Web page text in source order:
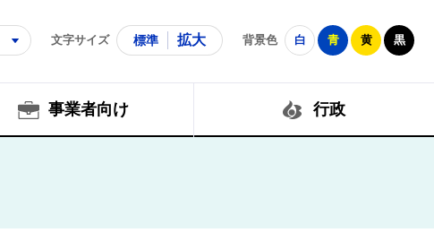
文字サイズ 標準 拡大 背景色 白 青 黄 黒
事業者向け 行政